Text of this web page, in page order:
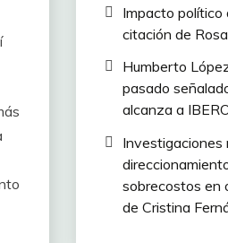
Impacto político
citación de
Humberto
pasado
alcanza a
Investigaciones
sobrecostos en
de Cristina